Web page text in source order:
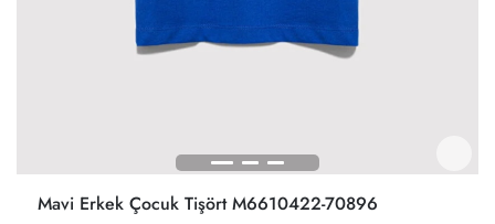
Mavi Erkek Çocuk Tişört M6610422-70896